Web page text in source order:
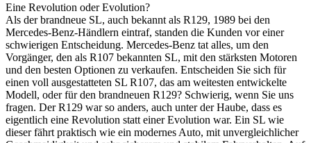
Eine Revolution oder Evolution?
Als der brandneue SL, auch bekannt als R129, 1989 bei den
Mercedes-Benz-Händlern eintraf, standen die Kunden vor einer
schwierigen Entscheidung. Mercedes-Benz tat alles, um den
Vorgänger, den als R107 bekannten SL, mit den stärksten Motoren
und den besten Optionen zu verkaufen. Entscheiden Sie sich für
einen voll ausgestatteten SL R107, das am weitesten entwickelte
Modell, oder für den brandneuen R129? Schwierig, wenn Sie uns
fragen. Der R129 war so anders, auch unter der Haube, dass es
eigentlich eine Revolution statt einer Evolution war. Ein SL wie
dieser fährt praktisch wie ein modernes Auto, mit unvergleichlicher